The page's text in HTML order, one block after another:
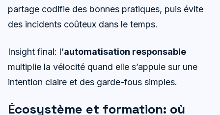
partage codifie des bonnes pratiques, puis évite
des incidents coûteux dans le temps.
Insight final: l’automatisation responsable
multiplie la vélocité quand elle s’appuie sur une
intention claire et des garde-fous simples.
Écosystème et formation: où